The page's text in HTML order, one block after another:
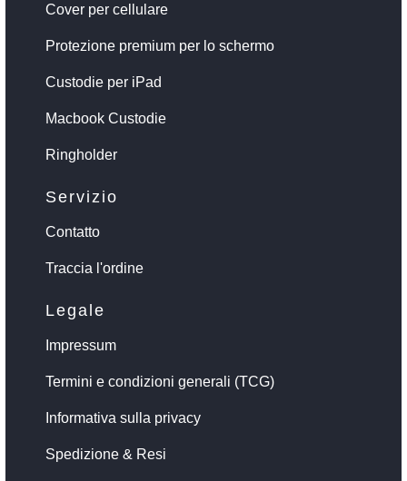
Cover per cellulare
Protezione premium per lo schermo
Custodie per iPad
Macbook Custodie
Ringholder
Servizio
Contatto
Traccia l'ordine
Legale
Impressum
Termini e condizioni generali (TCG)
Informativa sulla privacy
Spedizione & Resi